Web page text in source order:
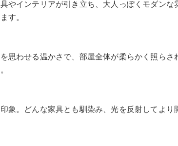
やインテリアが引き立ち、大人っぽくモダン
す。
思わせる温かさで、部屋全体が柔らかく照ら
象。どんな家具とも馴染み、光を反射してよ